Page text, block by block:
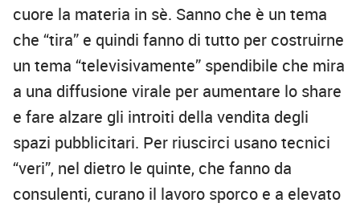
cuore la materia in sè. Sanno che è un tema
che “tira” e quindi fanno di tutto per costruirne
un tema “televisivamente” spendibile che mira
a una diffusione virale per aumentare lo share
e fare alzare gli introiti della vendita degli
spazi pubblicitari. Per riuscirci usano tecnici
“veri”, nel dietro le quinte, che fanno da
consulenti, curano il lavoro sporco e a elevato